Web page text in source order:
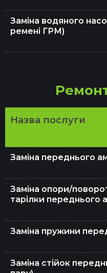
Заміна
Заміна водяного
ремені ГРМ)
Назва послуги
Заміна переднього
Заміна опори/
тарілки переднього
Заміна пружини
Заміна стійок